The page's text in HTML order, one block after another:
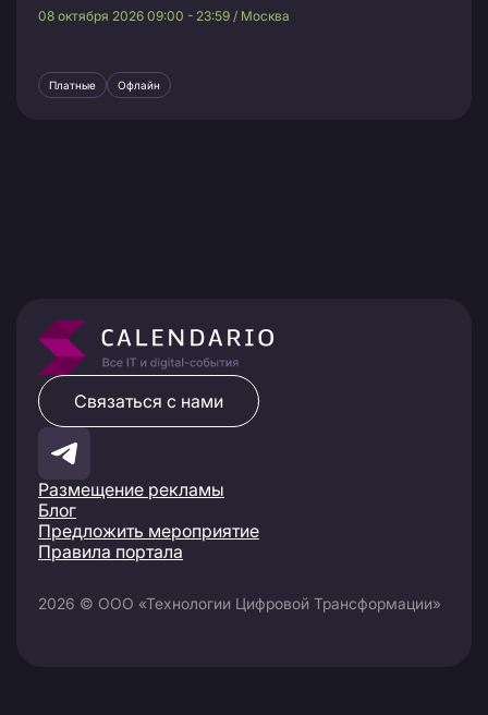
08 октября 2026 09:00 - 23:59 / Москва
Платные Офлайн
Размещение рекламы
Блог
Предложить мероприятие
Правила портала
Связаться с нами
2026 © ООО «Технологии Цифровой Трансформации»